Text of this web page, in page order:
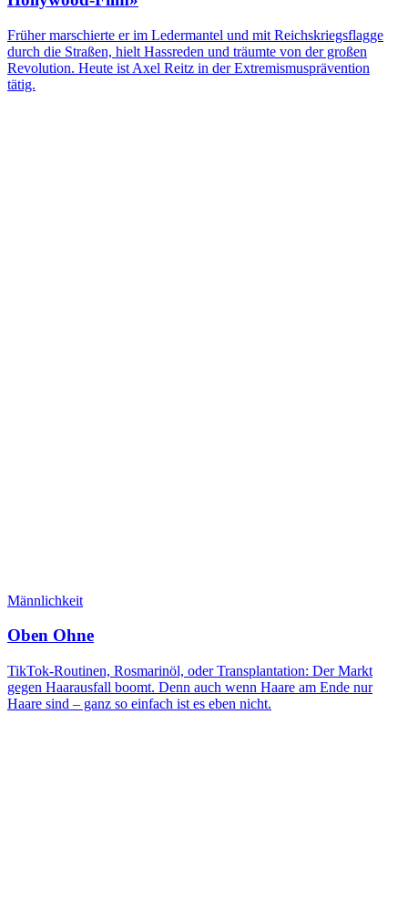
Früher marschierte er im Ledermantel und mit Reichskriegsflagge
durch die Straßen, hielt Hassreden und träumte von der großen
Revolution. Heute ist Axel Reitz in der Extremismusprävention
tätig.
Männlichkeit
Oben Ohne
TikTok-Routinen, Rosmarinöl, oder Transplantation: Der Markt
gegen Haarausfall boomt. Denn auch wenn Haare am Ende nur
Haare sind – ganz so einfach ist es eben nicht.